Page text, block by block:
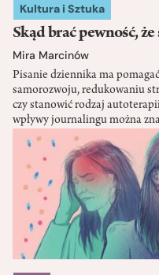
Kultura i Sztuka
Skąd brać pewność, że
Mira Marcinów
Pisanie dziennika ma
samorozwoju, redukowaniu
czy stanowić rodzaj
wpływy journalingu można